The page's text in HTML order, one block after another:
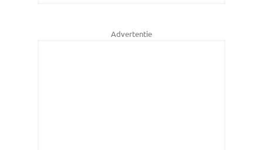
Advertentie